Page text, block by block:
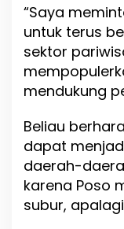
“Saya
untuk terus
sektor
mendukung
Beliau
dapat
daerah-
karena Poso
subur,